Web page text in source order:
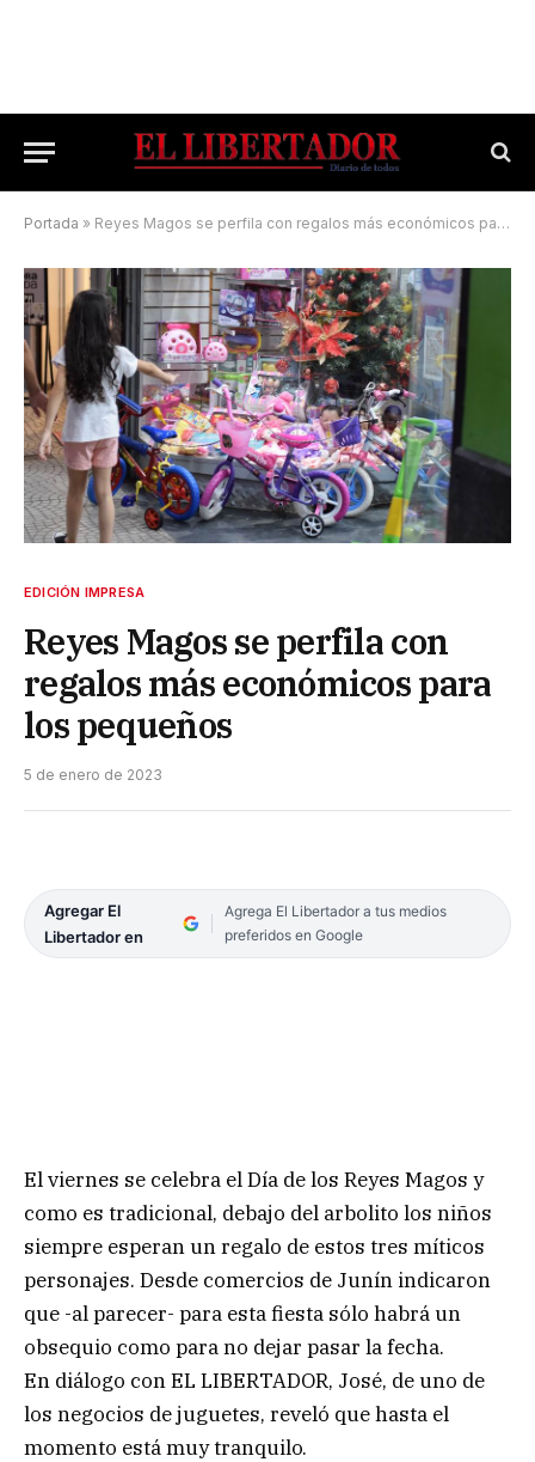
Portada » Reyes Magos se perfila con regalos más económicos para los pequeños
EDICIÓN IMPRESA
Reyes Magos se perfila con
regalos más económicos para
los pequeños
5 de enero de 2023
Agregar El
Libertador en
Agrega El Libertador a tus medios
preferidos en Google
El viernes se celebra el Día de los Reyes Magos y
como es tradicional, debajo del arbolito los niños
siempre esperan un regalo de estos tres míticos
personajes. Desde comercios de Junín indicaron
que -al parecer- para esta fiesta sólo habrá un
obsequio como para no dejar pasar la fecha.
En diálogo con EL LIBERTADOR, José, de uno de
los negocios de juguetes, reveló que hasta el
momento está muy tranquilo.